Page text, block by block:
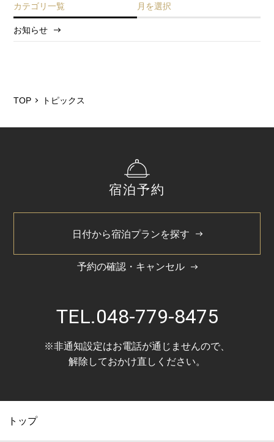
カテゴリ一覧
お知らせ
月を選択
2025/12
TOP トピックス
宿泊予約
日付から宿泊プランを探す
予約の確認・キャンセル
TEL.048-779-8475
※非通知設定はお電話が通じませんので、
解除しておかけ直しください。
トップ